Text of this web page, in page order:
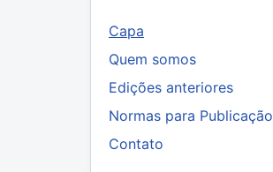
Capa
Quem somos
Edições anteriores
Normas para Publicação
Contato